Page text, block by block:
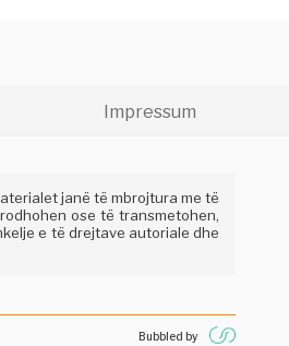
Impressum
janë të mbrojtura me të
ose të transmetohen,
e të drejtave autoriale dhe
Bubbled by